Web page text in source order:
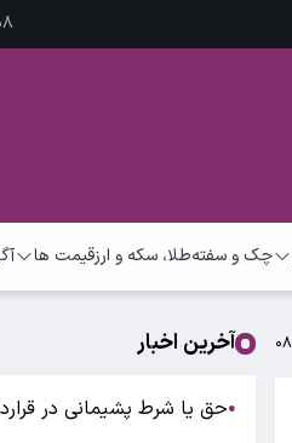
چک و سفتهطلا، سکه و ارزقیمت ها
آخرین اخبار
●حق یا شرط پشیمانی در